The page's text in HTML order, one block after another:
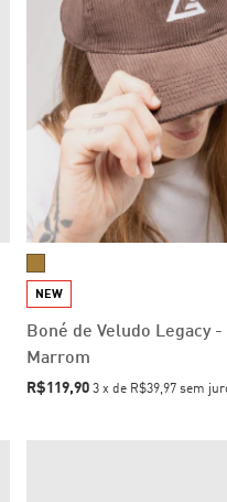
NEW
Boné de Veludo Legacy -
Marrom
R$119,90 3 x de R$39,97 sem